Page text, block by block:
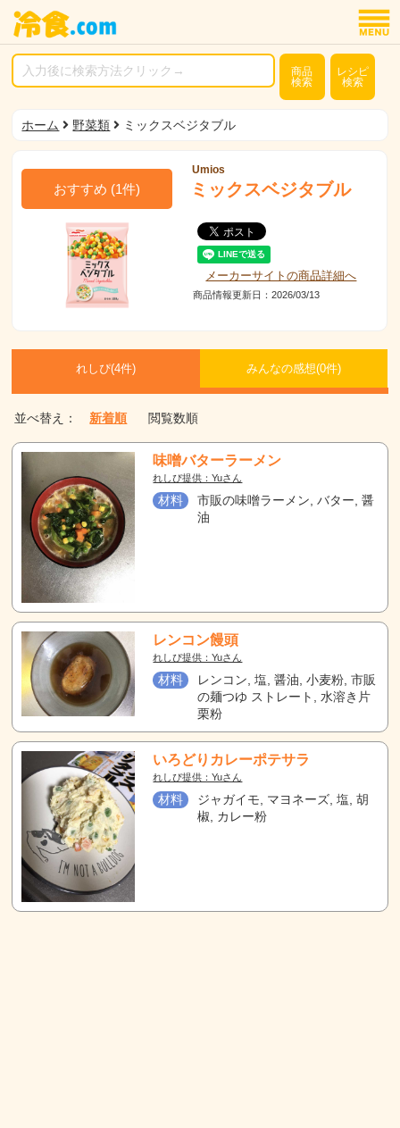
商品
検索
レシピ
検索
ホーム 野菜類 ミックスベジタブル
おすすめ (1件)
Umios
ミックスベジタブル
メーカーサイトの商品詳細へ
商品情報更新日：2026/03/13
れしぴ(4件) みんなの感想(0件)
並べ替え： 新着順 閲覧数順
味噌バターラーメン
れしぴ提供：Yuさん
材料
市販の味噌ラーメン, バター, 醤
油
レンコン饅頭
れしぴ提供：Yuさん
材料
レンコン, 塩, 醤油, 小麦粉, 市販
の麺つゆ ストレート, 水溶き片
栗粉
いろどりカレーポテサラ
れしぴ提供：Yuさん
材料
ジャガイモ, マヨネーズ, 塩, 胡
椒, カレー粉